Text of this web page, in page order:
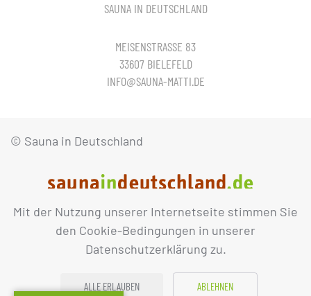
Mit der Nutzung unserer Internetseite stimmen Sie
den Cookie-Bedingungen in unserer
Datenschutzerklärung zu.
ALLE ERLAUBEN ABLEHNEN
SAUNA IN DEUTSCHLAND
MEISENSTRASSE 83
33607 BIELEFELD
INFO@SAUNA-MATTI.DE
© Sauna in Deutschland
IMPRESSUM DATENSCHUTZ